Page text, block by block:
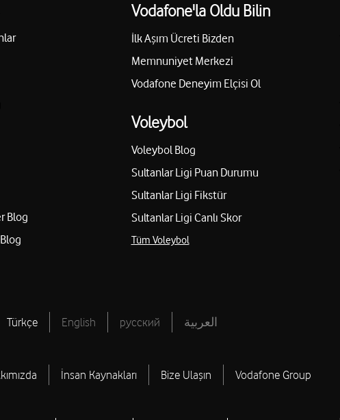
Blog
Vodafone'la Oldu Bilin
İlk Aşım Ücreti Bizden
Memnuniyet Merkezi
Vodafone Deneyim Elçisi Ol
Voleybol
Voleybol Blog
Sultanlar Ligi Puan Durumu
Sultanlar Ligi Fikstür
Sultanlar Ligi Canlı Skor
Tüm Voleybol
Türkçe English русский العربية
İnsan Kaynakları Bize Ulaşın Vodafone Group